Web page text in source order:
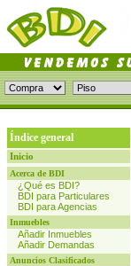
Índice general
Inicio
Acerca de BDI
¿Qué es BDI?
BDI para Particulares
BDI para Agencias
Inmuebles
Añadir Inmuebles
Añadir Demandas
Anuncios Clasificados